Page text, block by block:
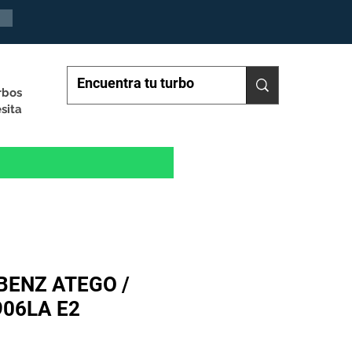
ATEGO /
E2